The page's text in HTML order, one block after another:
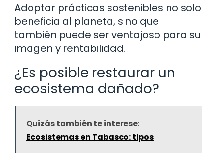
Adoptar prácticas sostenibles no solo
beneficia al planeta, sino que
también puede ser ventajoso para su
imagen y rentabilidad.
¿Es posible restaurar un
ecosistema dañado?
Quizás también te interese:
Ecosistemas en Tabasco: tipos